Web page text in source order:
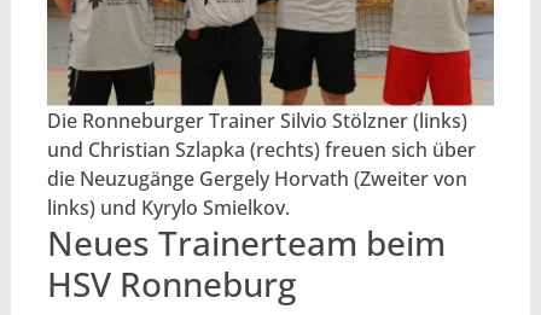
Die Ronneburger Trainer Silvio Stölzner (links)
und Christian Szlapka (rechts) freuen sich über
die Neuzugänge Gergely Horvath (Zweiter von
links) und Kyrylo Smielkov.
Neues Trainerteam beim
HSV Ronneburg